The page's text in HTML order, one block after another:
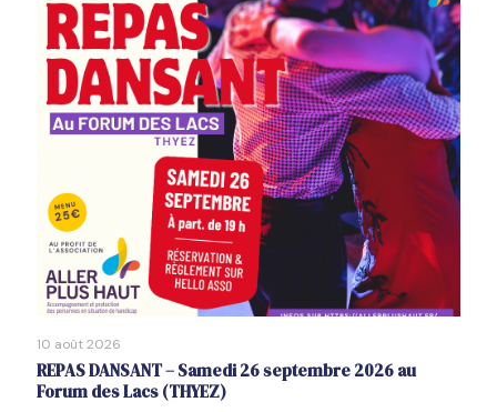
10 août 2026
REPAS DANSANT – Samedi 26 septembre 2026 au
Forum des Lacs (THYEZ)